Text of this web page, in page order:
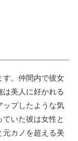
す。仲間内で彼女
美人に好かれる
ップしたような気
いた彼は女性と
カノを超える美